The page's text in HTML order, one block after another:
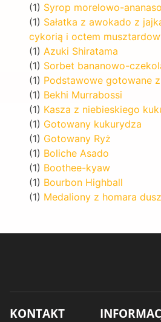
(1) Syrop morelowo-
(1) Sałatka z awokado z
cykorią i octem
(1) Azuki Shiratama
(1) Sorbet bananowo-
(1) Podstawowe gotowane
(1) Bekhi Murrabossi
(1) Kasza z niebieskiego
(1) Gotowany kukurydza
(1) Gotowany Ryż
(1) Boliche Asado
(1) Boothee-kyaw
(1) Bourbon Highball
(1) Medaliony z homara
KONTAKT